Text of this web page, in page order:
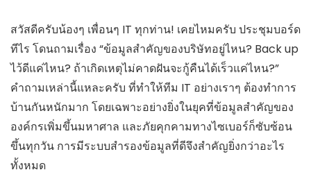
สวัสดีครับน้องๆ เพื่อนๆ IT ทุกท่าน! เคยไหมครับ ประชุมบอร์ด
ทีไร โดนถามเรื่อง “ข้อมูลสำคัญของบริษัทอยู่ไหน? Back up
ไว้ดีแค่ไหน? ถ้าเกิดเหตุไม่คาดฝันจะกู้คืนได้เร็วแค่ไหน?”
คำถามเหล่านี้แหละครับ ที่ทำให้ทีม IT อย่างเราๆ ต้องทำการ
บ้านกันหนักมาก โดยเฉพาะอย่างยิ่งในยุคที่ข้อมูลสำคัญของ
องค์กรเพิ่มขึ้นมหาศาล และภัยคุกคามทางไซเบอร์ก็ซับซ้อน
ขึ้นทุกวัน การมีระบบสำรองข้อมูลที่ดีจึงสำคัญยิ่งกว่าอะไร
ทั้งหมด